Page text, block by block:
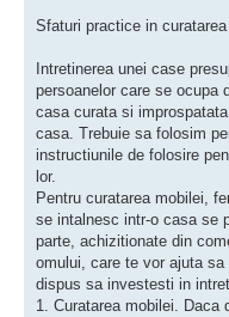
Sfaturi practice in
Intretinerea unei case
persoanelor care se ocupa
casa curata si
casa. Trebuie sa folosim
instructiunile de folosire
lor.
Pentru curatarea mobilei,
se intalnesc intr-o casa se
parte, achizitionate din
omului, care te vor ajuta
dispus sa investesti in
1. Curatarea mobilei.